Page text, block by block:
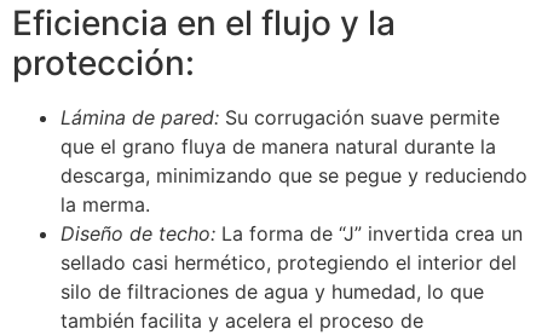
Eficiencia en el flujo y la
protección:
Lámina de pared: Su corrugación suave permite
que el grano fluya de manera natural durante la
descarga, minimizando que se pegue y reduciendo
la merma.
Diseño de techo: La forma de “J” invertida crea un
sellado casi hermético, protegiendo el interior del
silo de filtraciones de agua y humedad, lo que
también facilita y acelera el proceso de